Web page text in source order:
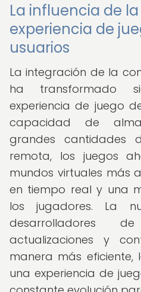
La influencia de
experiencia de
usuarios
La integración de la
ha transformado
experiencia de juego
capacidad de
grandes cantidades
remota, los juegos
mundos virtuales más
en tiempo real y una
los jugadores. La
desarrolladores
actualizaciones y
manera más
una experiencia de